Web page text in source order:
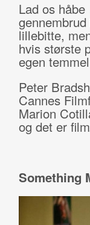
Lad os håbe
lillebitte,
hvis største
egen
Peter
Cannes
Marion
og det er
Something